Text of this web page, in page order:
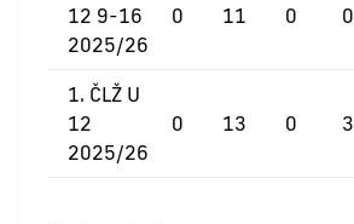
12 9-16
2025/26
0 11 0 0
1. ČLŽ U
12
2025/26
0 13 0 3